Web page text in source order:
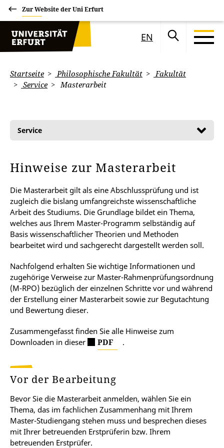
Zur Website der Uni Erfurt
EN
Startseite Philosophische Fakultät
Fakultät
Service
Masterarbeit
Service
Hinweise zur Masterarbeit
Die Masterarbeit gilt als eine Abschlussprüfung und ist
zugleich die bislang umfangreichste wissenschaftliche
Arbeit des Studiums. Die Grundlage bildet ein Thema,
welches aus Ihrem Master-Programm selbständig auf
Basis wissenschaftlicher Theorien und Methoden
bearbeitet wird und sachgerecht dargestellt werden soll.
Nachfolgend erhalten Sie wichtige Informationen und
zugehörige Verweise zur Master-Rahmenprüfungsordnung
(M-RPO) bezüglich der einzelnen Schritte vor und während
der Erstellung einer Masterarbeit sowie zur Begutachtung
und Bewertung dieser.
Zusammengefasst finden Sie alle Hinweise zum
Downloaden in dieser
PDF .
Vor der Bearbeitung
Bevor Sie die Masterarbeit anmelden, wählen Sie ein
Thema, das im fachlichen Zusammenhang mit Ihrem
Master-Studiengang stehen muss und besprechen dieses
mit Ihrer betreuenden Erstprüferin bzw. Ihrem
betreuenden Erstprüfer.